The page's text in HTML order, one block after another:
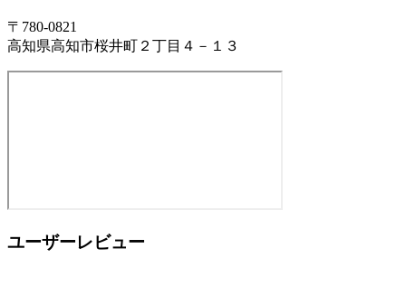
〒780-0821
高知県高知市桜井町２丁目４－１３
ユーザーレビュー